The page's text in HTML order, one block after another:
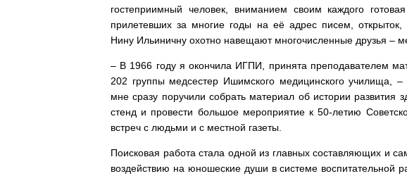
гостеприимный человек, вниманием своим каждого
прилетевших за многие годы на её адрес писем, открыток,
Нину Ильиничну охотно навещают многочисленные друзья –
– В 1966 году я окончила ИГПИ, принята преподавателем
202 группы медсестер Ишимского медицинского училища,
мне сразу поручили собрать материал об истории развития
стенд и провести большое мероприятие к 50-летию
встреч с людьми и с местной газеты.
Поисковая работа стала одной из главных составляющих и
воздействию на юношеские души в системе